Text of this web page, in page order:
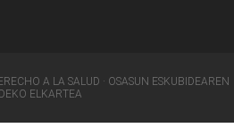
A LA SALUD · OSASUN ESKUBIDEAREN
ELKARTEA